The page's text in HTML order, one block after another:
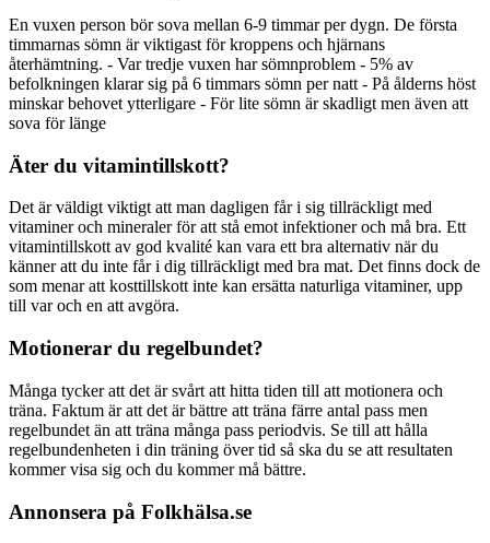
En vuxen person bör sova mellan 6-9 timmar per dygn. De första
timmarnas sömn är viktigast för kroppens och hjärnans
återhämtning. - Var tredje vuxen har sömnproblem - 5% av
befolkningen klarar sig på 6 timmars sömn per natt - På ålderns höst
minskar behovet ytterligare - För lite sömn är skadligt men även att
sova för länge
Äter du vitamintillskott?
Det är väldigt viktigt att man dagligen får i sig tillräckligt med
vitaminer och mineraler för att stå emot infektioner och må bra. Ett
vitamintillskott av god kvalité kan vara ett bra alternativ när du
känner att du inte får i dig tillräckligt med bra mat. Det finns dock de
som menar att kosttillskott inte kan ersätta naturliga vitaminer, upp
till var och en att avgöra.
Motionerar du regelbundet?
Många tycker att det är svårt att hitta tiden till att motionera och
träna. Faktum är att det är bättre att träna färre antal pass men
regelbundet än att träna många pass periodvis. Se till att hålla
regelbundenheten i din träning över tid så ska du se att resultaten
kommer visa sig och du kommer må bättre.
Annonsera på Folkhälsa.se